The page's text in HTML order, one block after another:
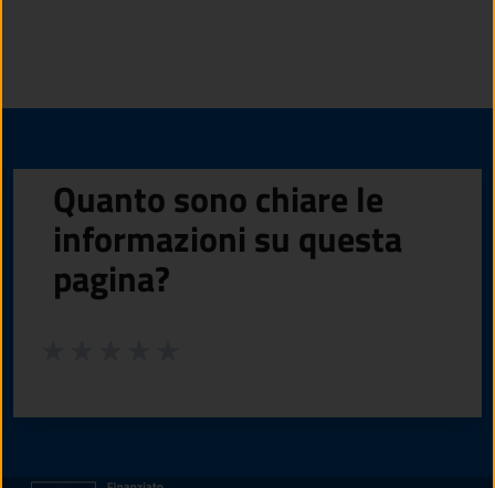
Quanto sono chiare le
informazioni su questa
pagina?